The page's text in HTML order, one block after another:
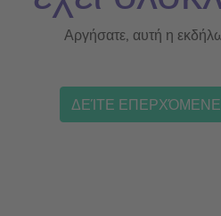
Αργήσατε, αυτή η
ΔΕΊΤΕ